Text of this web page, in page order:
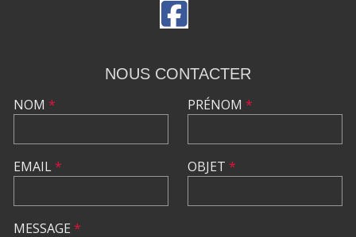
NOUS CONTACTER
NOM *
EMAIL*
PRÉNOM *
OBJET *
MESSAGE *